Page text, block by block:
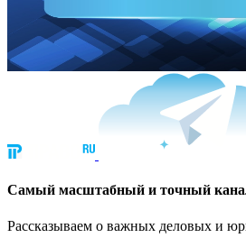
Cамый масштабный и точный
Рассказываем о важных деловых и